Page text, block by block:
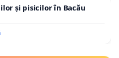
și pisicilor în Bacău